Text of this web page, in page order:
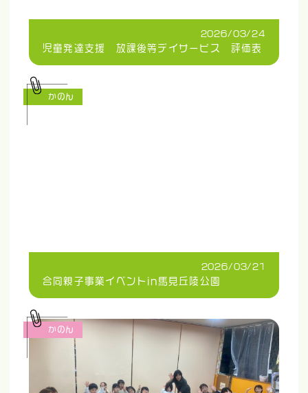
2026/03/24
児童発達支援 放課後等デイサービス 評価表
2026/03/21
合同親子事業イベントin馬見丘陵公園
かのん
かのん